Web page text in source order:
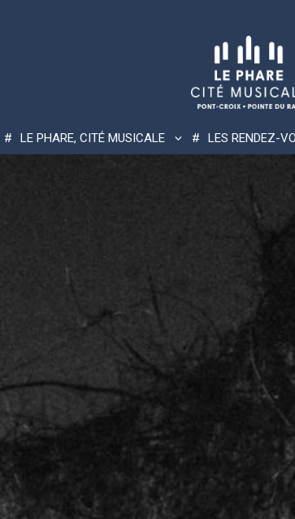
LE PHARE, CITÉ MUSICALE LES RENDEZ-